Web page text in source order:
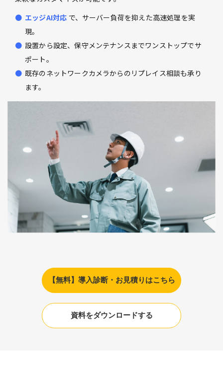
エッジAI対応 で、サーバー負荷を抑えた高速処理を実
現。
設置から設定、保守メンテナンスまでワンストップでサ
ポート。
既存のネットワークカメラからのリプレイス相談も承り
ます。
【無料】導入診断・お見積りはこちら
資料をダウンロードする